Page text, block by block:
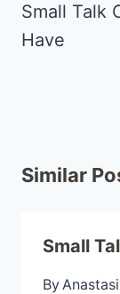
Small Talk
Have
Similar
Small
By